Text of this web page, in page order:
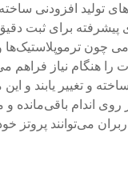
تولید
برای ثبت دقیق
چون ترموپلاستیک‌ها
را هنگام نیاز
و تغییر یابند
روی اندام
می‌توانند